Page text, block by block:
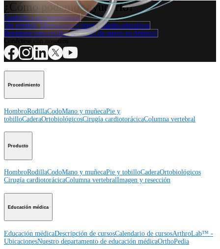
¿Cómo podemos ayudarlo?
Contacte a un representante
Ver eventos, laboratorios y oportunidades educativas
Regístrese para recibir: ¿Qué hay de nuevo en Arthrex?
Conéctese con nosotros
Procedimiento
HombroRodillaCodoMano y muñecaPie y
tobilloCaderaOrtobiológicosCirugía cardiotorácicaColumna vertebral
Producto
HombroRodillaCodoMano y muñecaPie y tobilloCaderaOrtobiológicos
Cirugía cardiotorácicaColumna vertebralImagen y resección
Educación médica
Educación médicaDescripción de cursosCalendario de cursosArthroLab™ -
UbicacionesNuestro departamento de educación médicaOrthoPedia